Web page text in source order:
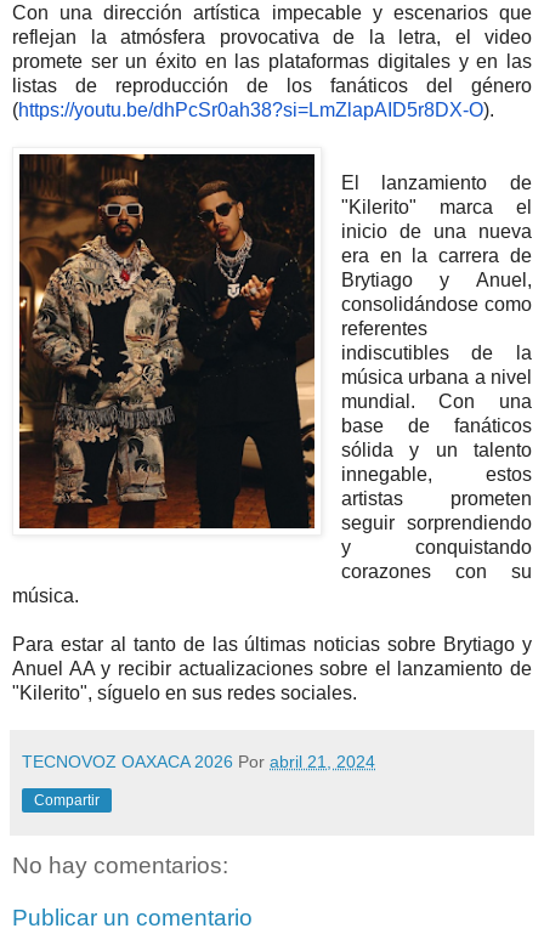
Con una dirección artística impecable y escenarios que
reflejan la atmósfera provocativa de la letra, el video
promete ser un éxito en las plataformas digitales y en las
listas de reproducción de los fanáticos del género
(https://youtu.be/dhPcSr0ah38?si=LmZlapAID5r8DX-O).
El lanzamiento de
"Kilerito" marca el
inicio de una nueva
era en la carrera de
Brytiago y Anuel,
consolidándose como
referentes
indiscutibles de la
música urbana a nivel
mundial. Con una
base de fanáticos
sólida y un talento
innegable, estos
artistas prometen
seguir sorprendiendo
y conquistando
corazones con su
música.
Para estar al tanto de las últimas noticias sobre Brytiago y
Anuel AA y recibir actualizaciones sobre el lanzamiento de
"Kilerito", síguelo en sus redes sociales.
TECNOVOZ OAXACA 2026 Por abril 21, 2024
Compartir
No hay comentarios:
Publicar un comentario